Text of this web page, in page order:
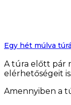
Egy hét múlva
A túra előtt pár
elérhetőségeit is.
Amennyiben a